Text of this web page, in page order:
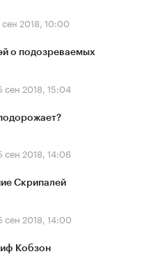
сен 2018, 10:00
о подозреваемых
сен 2018, 15:04
сен 2018, 14:06
Скрипалей
сен 2018, 14:00
Кобзон